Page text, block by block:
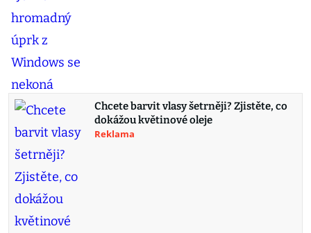
Chcete barvit vlasy šetrněji? Zjistěte, co
dokážou květinové oleje
Reklama